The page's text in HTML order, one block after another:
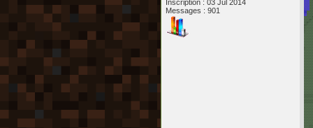
Inscription : 03 Jul 2014
Messages : 901